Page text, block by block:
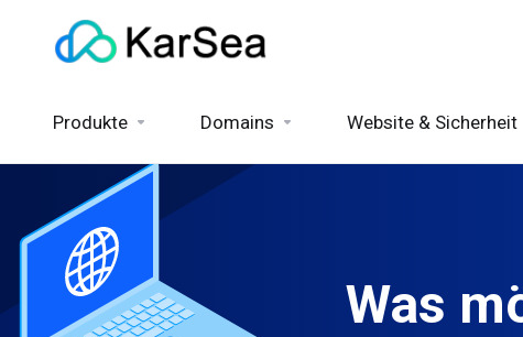
Produkte Domains Website & Sicherheit
Was